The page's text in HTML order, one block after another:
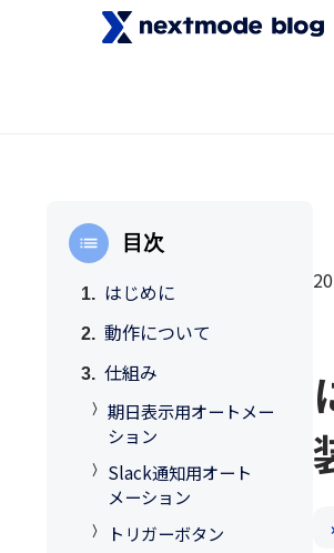
目次
はじめに
動作について
仕組み
期日表示用オートメー
ション
Slack通知用オート
メーション
トリガーボタン